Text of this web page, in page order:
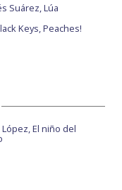
Suárez, Lúa
Keys, Peaches!
El niño del